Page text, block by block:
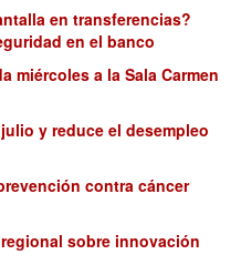
en transferencias?
en el banco
miércoles a la Sala Carmen
y reduce el desempleo
contra cáncer
sobre innovación